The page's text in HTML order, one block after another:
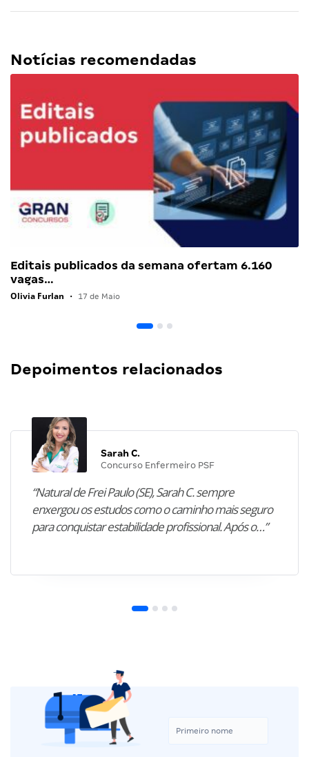
Notícias recomendadas
Editais publicados da semana ofertam 6.160
vagas…
Olivia Furlan • 17 de Maio
Depoimentos relacionados
Sarah C.
Concurso Enfermeiro PSF
“Natural de Frei Paulo (SE), Sarah C. sempre
enxergou os estudos como o caminho mais seguro
para conquistar estabilidade profissional. Após o…”